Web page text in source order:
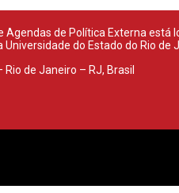
Agendas de Política Externa está
do Estado do Rio de
de Janeiro – RJ, Brasil